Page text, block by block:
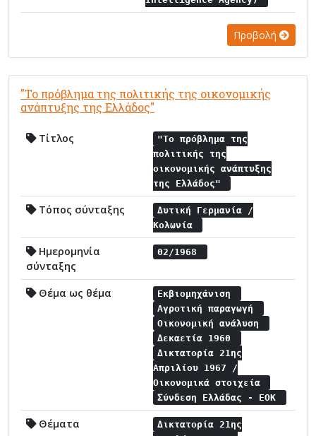
Προβολή
"Το πρόβλημα της πολιτικής της οικονομικής
ανάπτυξης της Ελλάδος"
Τίτλος
"Το πρόβλημα της
πολιτικής της
οικονομικής ανάπτυξης
της Ελλάδος"
Τόπος σύνταξης
Δυτική Γερμανία /
Κολωνία
Ημερομηνία
σύνταξης
02/1968
Θέμα ως θέμα
Εκβιομηχάνιση
Αγροτική παραγωγή
Οικονομική ανάλυση
Δεκαετία 1960
Δικτατορία 21ης
Απριλίου 1967 /
Οικονομικά στοιχεία
Σύνδεση Ελλάδας - ΕΟΚ
Θέματα
Δικτατορία 21ης